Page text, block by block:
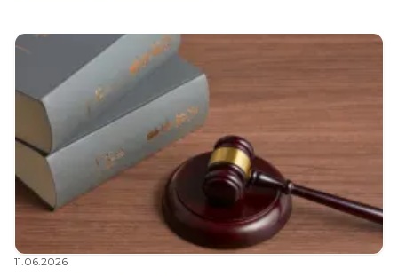
Auswirkungen und können je nach Situation zu
unterschiedlichen Ergebnissen führen.
11.06.2026